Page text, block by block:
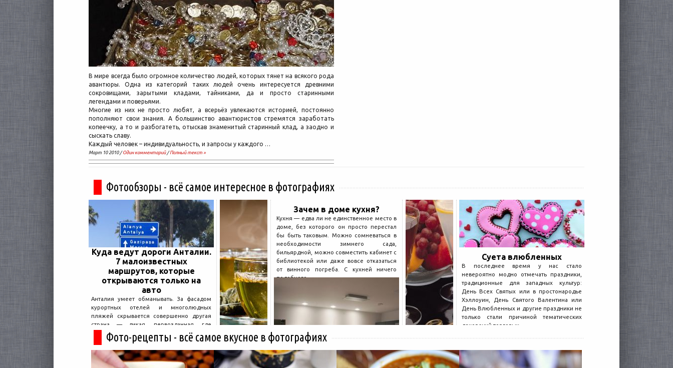
В мире всегда было огромное количество людей, которых тянет на всякого рода
авантюры. Одна из категорий таких людей очень интересуется древними
сокровищами, зарытыми кладами, тайниками, да и просто старинными
легендами и поверьями.
Многие из них не просто любят, а всерьёз увлекаются историей, постоянно
пополняют свои знания. А большинство авантюристов стремятся заработать
копеечку, а то и разбогатеть, отыскав знаменитый старинный клад, а заодно и
сыскать славу.
Каждый человек – индивидуальность, и запросы у каждого …
Март 10 2010 /Один комментарий/Полный текст »
Фотообзоры - всё самое интересное в фотографиях
Куда ведут дороги Анталии.
7 малоизвестных
маршрутов, которые
открываются только на
авто
Анталия умеет обманывать. За фасадом
курортных отелей и многолюдных
пляжей скрывается совершенно другая
страна — дикая, первозданная, где
древние руины дремлют в тени кедров, а
горные дороги ведут к местам, о которых
не расскажет ни один автобусный гид....
Зачем в доме кухня?
Кухня — едва ли не единственное место в
доме, без которого он просто перестал
бы быть таковым. Можно сомневаться в
необходимости зимнего сада,
бильярдной, можно совместить кабинет с
библиотекой или даже вовсе отказаться
от винного погреба. С кухней ничего
подобного...
Суета влюбленных
В последнее время у нас стало
невероятно модно отмечать праздники,
традиционные для западных культур:
День Всех Святых или в простонародье
Хэллоуин, День Святого Валентина или
День Влюбленных и другие праздники не
только стали причиной тематических
декораций торговых...
Фото-рецепты - всё самое вкусное в фотографиях